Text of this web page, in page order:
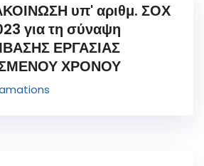
υπ' αριθμ. ΣΟΧ
για τη σύναψη
ΕΡΓΑΣΙΑΣ
ΧΡΟΝΟΥ